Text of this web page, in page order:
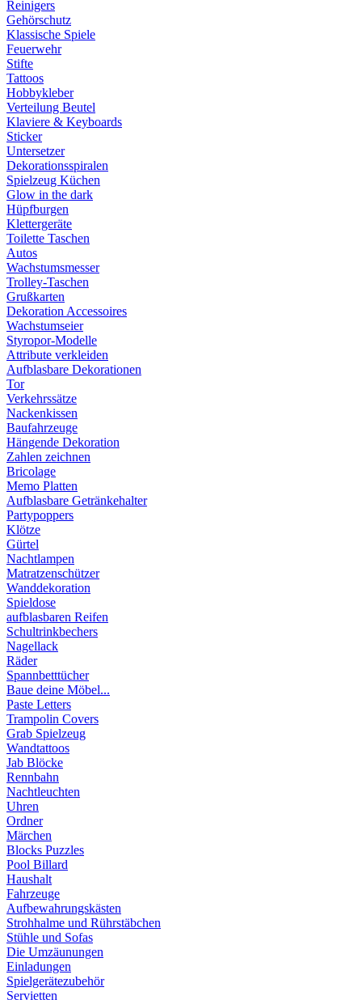
Reinigers
Gehörschutz
Klassische Spiele
Feuerwehr
Stifte
Tattoos
Hobbykleber
Verteilung Beutel
Klaviere & Keyboards
Sticker
Untersetzer
Dekorationsspiralen
Spielzeug Küchen
Glow in the dark
Hüpfburgen
Klettergeräte
Toilette Taschen
Autos
Wachstumsmesser
Trolley-Taschen
Grußkarten
Dekoration Accessoires
Wachstumseier
Styropor-Modelle
Attribute verkleiden
Aufblasbare Dekorationen
Tor
Verkehrssätze
Nackenkissen
Baufahrzeuge
Hängende Dekoration
Zahlen zeichnen
Bricolage
Memo Platten
Aufblasbare Getränkehalter
Partypoppers
Klötze
Gürtel
Nachtlampen
Matratzenschützer
Wanddekoration
Spieldose
aufblasbaren Reifen
Schultrinkbechers
Nagellack
Räder
Spannbetttücher
Baue deine Möbel...
Paste Letters
Trampolin Covers
Grab Spielzeug
Wandtattoos
Jab Blöcke
Rennbahn
Nachtleuchten
Uhren
Ordner
Märchen
Blocks Puzzles
Pool Billard
Haushalt
Fahrzeuge
Aufbewahrungskästen
Strohhalme und Rührstäbchen
Stühle und Sofas
Die Umzäunungen
Einladungen
Spielgerätezubehör
Servietten